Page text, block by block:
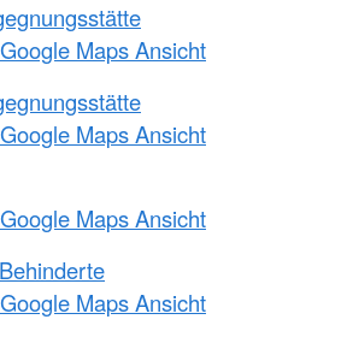
Maps Ansicht
Maps Ansicht
Maps Ansicht
Maps Ansicht